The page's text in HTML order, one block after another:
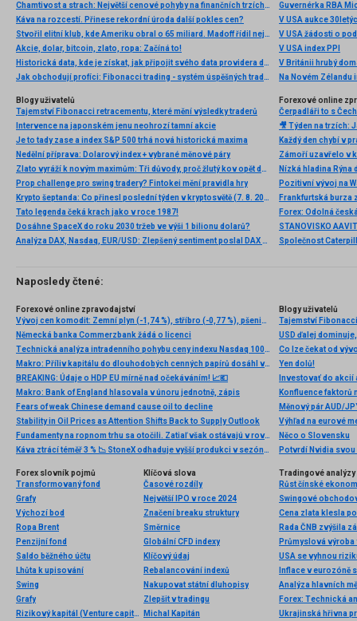
Chamtivost a strach: Největší cenové pohyby na finančních trzích (červenec 2026)
Káva na rozcestí. Přinese rekordní úroda další pokles cen?
Stvořil elitní klub, kde Ameriku obral o 65 miliard. Madoff řídil největší Ponzi dějin
Akcie, dolar, bitcoin, zlato, ropa: Začíná to!
Historická data, kde je získat, jak připojit svého data providera do MultiCharts a proč je budeme potřebovat? (4. díl)
Jak obchodují profíci: Fibonacci trading - systém úspěšných traderů
Guvernérka RBA
V USA aukce
V USA žádosti o
V USA index PPI
V Británii hrubý
Na Novém Zélandu
Blogy uživatelů
Tajemství Fibonacci retracementu, které mění výsledky traderů
Intervence na japonském jenu neohrozí tamní akcie
Je to tady zase a index S&P 500 trhá nová historická maxima
Nedělní příprava: Dolarový index + vybrané měnové páry
Zlato vyráží k novým maximům: Tři důvody, proč žlutý kov opět dominuje
Prop challenge pro swing tradery? Fintokei mění pravidla hry
Krypto šeptanda: Co přinesl poslední týden v kryptosvětě (7. 8. 2026)
Tato legenda čeká krach jako v roce 1987!
Dosáhne SpaceX do roku 2030 tržeb ve výši 1 bilionu dolarů?
Analýza DAX, Nasdaq, EUR/USD: Zlepšený sentiment poslal DAX na nová maxima
Forexové online
Nízká hladina
Pozitivní vývoj na
Frankfurtská burza
Naposledy čtené:
Forexové online zpravodajství
Vývoj cen komodit: Zemní plyn (-1,74 %), stříbro (-0,77 %), pšenice (-0,73 %)
Německá banka Commerzbank žádá o licenci
Technická analýza intradenního pohybu ceny indexu Nasdaq 100, čtvrtek 24. října 2024
Makro: Příliv kapitálu do dlouhodobých cenných papírů dosáhl v lednu pouze 7,3 mld. dolarů v USA
BREAKING: Údaje o HDP EU mírně nad očekáváním! 📈💶
Makro: Bank of England hlasovala v únoru jednotně, zápis
Fears of weak Chinese demand cause oil to decline
Stability in Oil Prices as Attention Shifts Back to Supply Outlook
Fundamenty na ropnom trhu sa otočili. Zatiaľ však ostávajú v rovnováhe.
Káva ztrácí téměř 3 % 📉 StoneX odhaduje vyšší produkci v sezóně 2026/27
Blogy uživatelů
Tajemství
USD ďalej
Co lze čekat od
Yen dolů!
Investovať do akcií
Konfluence faktorů
Výhľad na eurové
Něco o Slovensku
Potvrdí Nvidia
Forex slovník pojmů
Transformovaný fond
Grafy
Výchozí bod
Ropa Brent
Penzijní fond
Saldo běžného účtu
Lhůta k upisování
Swing
Grafy
Rizikový kapitál (Venture capital)
Klíčová slova
Časové rozdíly
Největší IPO v roce 2024
Značení breaku struktury
Směrnice
Globální CFD indexy
Klíčový údaj
Rebalancování indexů
Nakupovat státní dluhopisy
Zlepšit v tradingu
Michal Kapitán
Tradingové analýzy
Růst čínské
Swingové
Průmyslová výroba
USA se vyhnou
Inflace v eurozóně
Analýza hlavních
Forex: Technická
Ukrajinská hřivna